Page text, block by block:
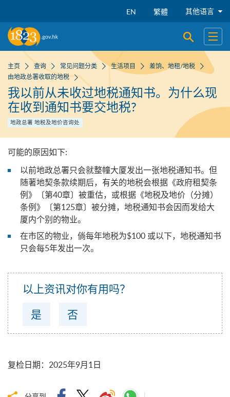
EN 繁體 其他语言
开启搜寻
开启
主页 查询 常见问题分类 生活项目
差饷、地租/地税
由地政总署收取的地税
我以前从未收过地税通知书。为什么现
在收到通知书要交地税?
地政总署 地税及地价咨询处
可能的原因如下:
以前地政总署只会就整幢大厦发出一张地税通知书。但
随著地契条款续期后，有关的地税会根据《政府租契条
例》〔第40章〕被重估，或根据《地税及地价（分摊）
条例》〔第125章〕被分摊，地税通知书会因而发给大
厦内个别的物业。
在市区的物业，倘每年地税为$100 或以下，地税通知书
只会每5年发出一次。
以上资讯对你有用吗？
是
否
复检日期： 2025年9月1日